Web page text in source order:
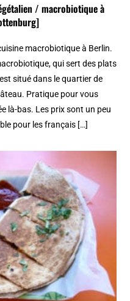
/ macrobiotique à
macrobiotique à Berlin.
qui sert des plats
situé dans le quartier de
Pratique pour vous
là-bas. Les prix sont un peu
pour les français […]